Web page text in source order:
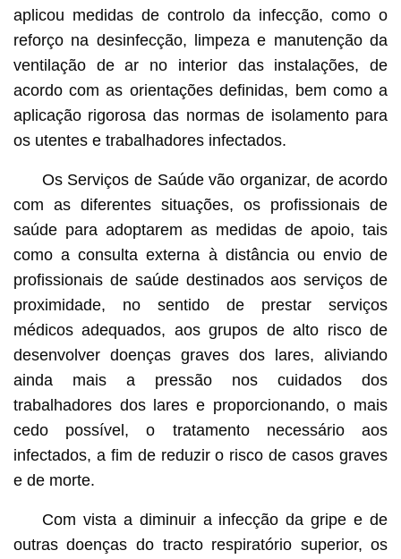
aplicou medidas de controlo da infecção, como o
reforço na desinfecção, limpeza e manutenção da
ventilação de ar no interior das instalações, de
acordo com as orientações definidas, bem como a
aplicação rigorosa das normas de isolamento para
os utentes e trabalhadores infectados.
Os Serviços de Saúde vão organizar, de acordo
com as diferentes situações, os profissionais de
saúde para adoptarem as medidas de apoio, tais
como a consulta externa à distância ou envio de
profissionais de saúde destinados aos serviços de
proximidade, no sentido de prestar serviços
médicos adequados, aos grupos de alto risco de
desenvolver doenças graves dos lares, aliviando
ainda mais a pressão nos cuidados dos
trabalhadores dos lares e proporcionando, o mais
cedo possível, o tratamento necessário aos
infectados, a fim de reduzir o risco de casos graves
e de morte.
Com vista a diminuir a infecção da gripe e de
outras doenças do tracto respiratório superior, os